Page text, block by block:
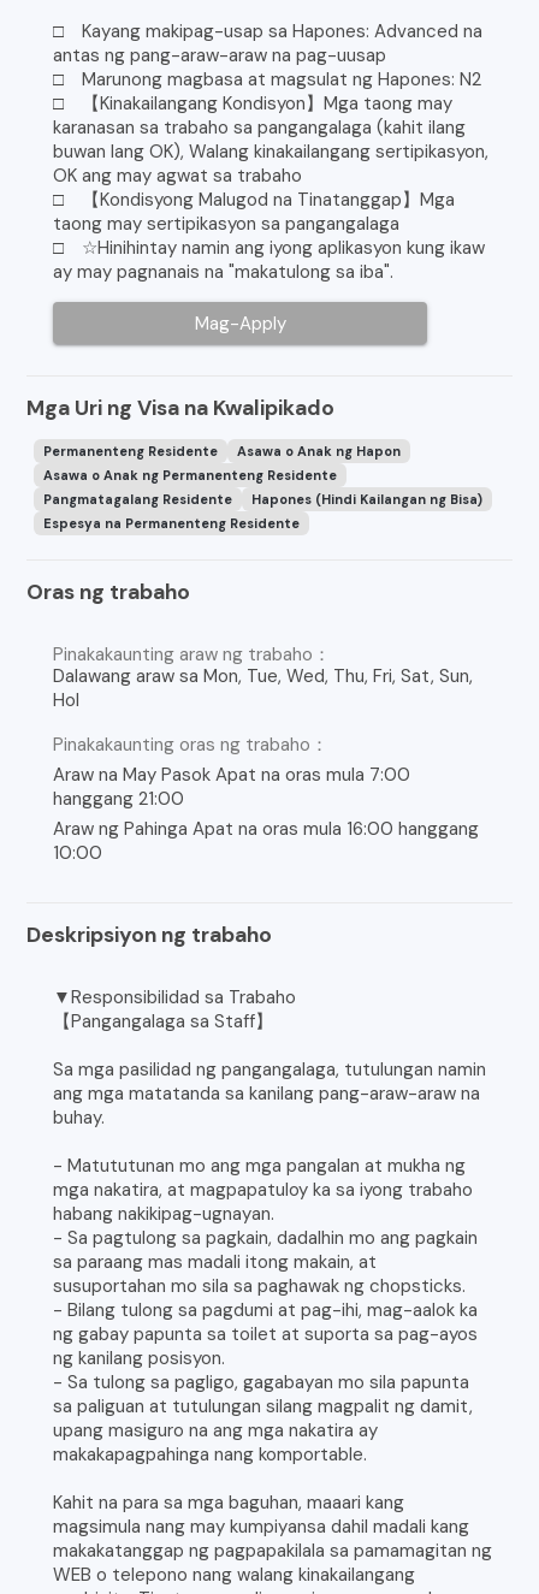
□ Kayang makipag-usap sa Hapones: Advanced na
antas ng pang-araw-araw na pag-uusap
□ Marunong magbasa at magsulat ng Hapones: N2
□ 【Kinakailangang Kondisyon】Mga taong may
karanasan sa trabaho sa pangangalaga (kahit ilang
buwan lang OK), Walang kinakailangang sertipikasyon,
OK ang may agwat sa trabaho
□ 【Kondisyong Malugod na Tinatanggap】Mga
taong may sertipikasyon sa pangangalaga
□ ☆Hinihintay namin ang iyong aplikasyon kung ikaw
ay may pagnanais na "makatulong sa iba".
Mag-Apply
Mga Uri ng Visa na Kwalipikado
Permanenteng Residente
Asawa o Anak ng Hapon
Asawa o Anak ng Permanenteng Residente
Pangmatagalang Residente
Hapones (Hindi Kailangan ng Bisa)
Espesya na Permanenteng Residente
Oras ng trabaho
Pinakakaunting araw ng trabaho：
Dalawang araw sa Mon, Tue, Wed, Thu, Fri, Sat, Sun,
Hol
Pinakakaunting oras ng trabaho：
Araw na May Pasok Apat na oras mula 7:00
hanggang 21:00
Araw ng Pahinga Apat na oras mula 16:00 hanggang
10:00
Deskripsiyon ng trabaho
▼Responsibilidad sa Trabaho
【Pangangalaga sa Staff】
Sa mga pasilidad ng pangangalaga, tutulungan namin
ang mga matatanda sa kanilang pang-araw-araw na
buhay.
- Matututunan mo ang mga pangalan at mukha ng
mga nakatira, at magpapatuloy ka sa iyong trabaho
habang nakikipag-ugnayan.
- Sa pagtulong sa pagkain, dadalhin mo ang pagkain
sa paraang mas madali itong makain, at
susuportahan mo sila sa paghawak ng chopsticks.
- Bilang tulong sa pagdumi at pag-ihi, mag-aalok ka
ng gabay papunta sa toilet at suporta sa pag-ayos
ng kanilang posisyon.
- Sa tulong sa pagligo, gagabayan mo sila papunta
sa paliguan at tutulungan silang magpalit ng damit,
upang masiguro na ang mga nakatira ay
makakapagpahinga nang komportable.
Kahit na para sa mga baguhan, maaari kang
magsimula nang may kumpiyansa dahil madali kang
makakatanggap ng pagpapakilala sa pamamagitan ng
WEB o telepono nang walang kinakailangang